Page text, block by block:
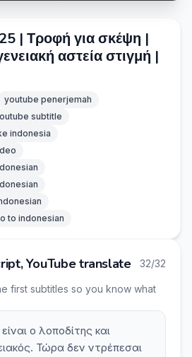
| Τροφή για σκέψη |
αστεία στιγμή |
youtube penerjemah
subtitle
indonesia
to indonesian
YouTube translate 32/32
first subtitles so you know what
ο λοποδίτης και
Τώρα δεν ντρέπεσαι